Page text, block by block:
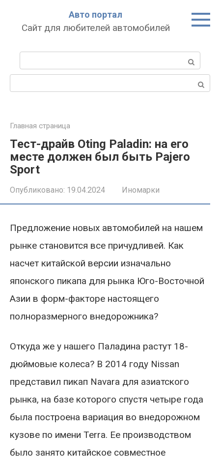
Авто портал
Сайт для любителей автомобилей
Главная страница
Тест-драйв Oting Paladin: на его
месте должен был быть Pajero
Sport
Опубликовано: 19.04.2024 Иномарки
Предложение новых автомобилей на нашем
рынке становится все причудливей. Как
насчет китайской версии изначально
японского пикапа для рынка Юго-Восточной
Азии в форм-факторе настоящего
полноразмерного внедорожника?
Откуда же у нашего Паладина растут 18-
дюймовые колеса? В 2014 году Nissan
представил пикап Navara для азиатского
рынка, на базе которого спустя четыре года
была построена вариация во внедорожном
кузове по имени Terra. Ее производством
было занято китайское совместное